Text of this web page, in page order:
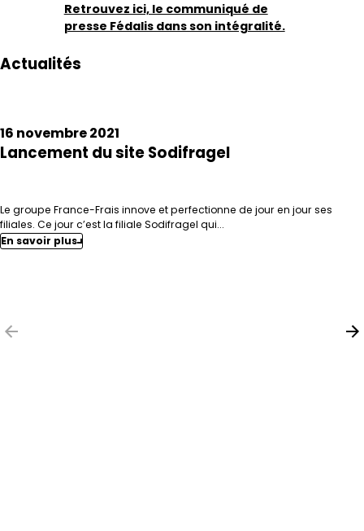
Retrouvez ici, le communiqué de
presse Fédalis dans son intégralité.
Actualités
Lancement du site Sodifragel
16 novembre 2021
Le groupe France-Frais innove et perfectionne de jour en jour ses
filiales. Ce jour c’est la filiale Sodifragel qui...
En savoir plus